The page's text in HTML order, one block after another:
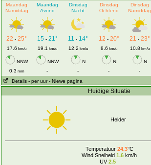
Maandag
Namiddag
Maandag
Avond
Dinsdag
Nacht
Dinsdag
Ochtend
Dinsdag
Namiddag
22 -25° 15- 21° 11 - 14° 12 - 20° 21 - 23°
17.6 km/u 19.1 km/u 12.2 km/u 8.6 km/u 10.8 km/u
NNW NNW N N
N
0.3 mm - - -
-
Details - per uur - Niewe pagina
Huidige Situatie
Helder
Temperatuur 24.3°C
Wind Snelheid 1.6 km/h
UV2.5